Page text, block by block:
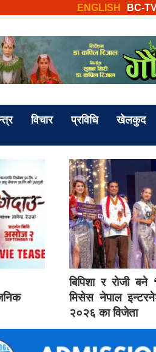
BC-
ENGLISH
विचार प्रविधि खेलकुद
बिपिशा र रोजी बने
मिसेस नेपाल
२०२६ का विजेता